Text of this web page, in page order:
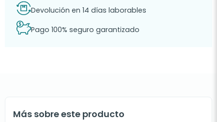
Devolución en 14 días laborables
Pago 100% seguro garantizado
Más sobre este producto